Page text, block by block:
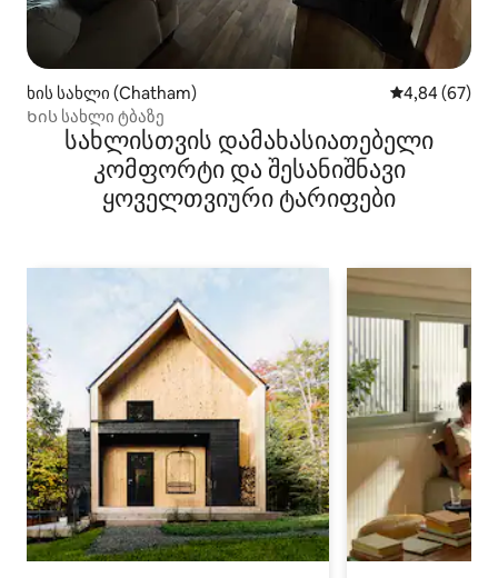
ხის სახლი (Chatham) საშუალო
4,84 (67)
Ხის სახლი ტბაზე
სახლისთვის დამახასიათებელი
კომფორტი და შესანიშნავი
ყოველთვიური ტარიფები